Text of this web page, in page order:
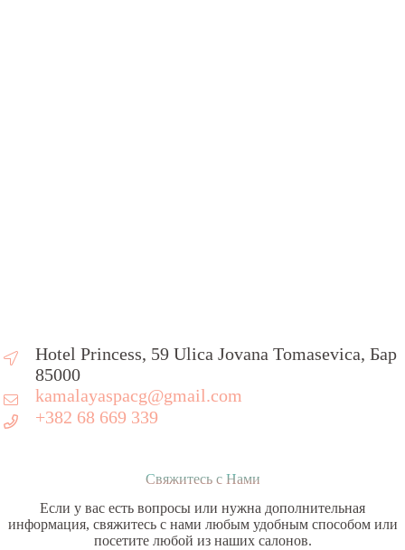
Hotel Princess, 59 Ulica Jovana Tomasevica, Бар
85000
kamalayaspacg@gmail.com
+382 68 669 339
Свяжитесь с Нами
Если у вас есть вопросы или нужна дополнительная
информация, свяжитесь с нами любым удобным способом или
посетите любой из наших салонов.